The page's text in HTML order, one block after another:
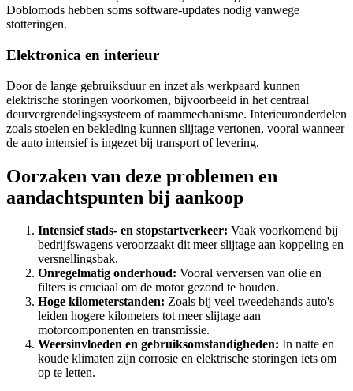
Doblomods hebben soms software-updates nodig vanwege
stotteringen.
Elektronica en interieur
Door de lange gebruiksduur en inzet als werkpaard kunnen
elektrische storingen voorkomen, bijvoorbeeld in het centraal
deurvergrendelingssysteem of raammechanisme. Interieuronderdelen
zoals stoelen en bekleding kunnen slijtage vertonen, vooral wanneer
de auto intensief is ingezet bij transport of levering.
Oorzaken van deze problemen en
aandachtspunten bij aankoop
Intensief stads- en stopstartverkeer: Vaak voorkomend bij
bedrijfswagens veroorzaakt dit meer slijtage aan koppeling en
versnellingsbak.
Onregelmatig onderhoud: Vooral verversen van olie en
filters is cruciaal om de motor gezond te houden.
Hoge kilometerstanden: Zoals bij veel tweedehands auto's
leiden hogere kilometers tot meer slijtage aan
motorcomponenten en transmissie.
Weersinvloeden en gebruiksomstandigheden: In natte en
koude klimaten zijn corrosie en elektrische storingen iets om
op te letten.